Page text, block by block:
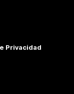
Privacidad